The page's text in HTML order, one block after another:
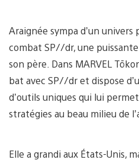
Araignée sympa d’un univers
combat SP//dr, une
son père. Dans MARVEL
bat avec SP//dr et dispose
d’outils uniques qui lui
stratégies au beau milieu de
Elle a grandi aux États-Unis,